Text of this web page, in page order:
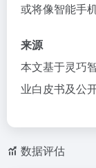
或将像智能手
来源
本文基于灵巧
业白皮书及公
数据评估